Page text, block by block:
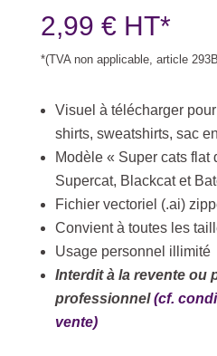
2,99 € HT*
*(TVA non applicable, article
Visuel à télécharger
shirts, sweatshirts, sac
Modèle « Super cats flat
Supercat, Blackcat et
Fichier vectoriel (.ai)
Convient à toutes les
Usage personnel illimité
Interdit à la revente ou
professionnel(cf.
vente)